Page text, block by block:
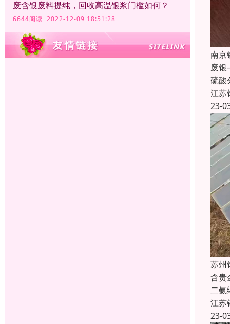
废含银废料提纯，回收高温银浆门槛如何？
6644阅读 2022-12-09 18:51:28
南京
废银
硫酸
江苏
23-
苏州
含贵
二氨
江苏
23-